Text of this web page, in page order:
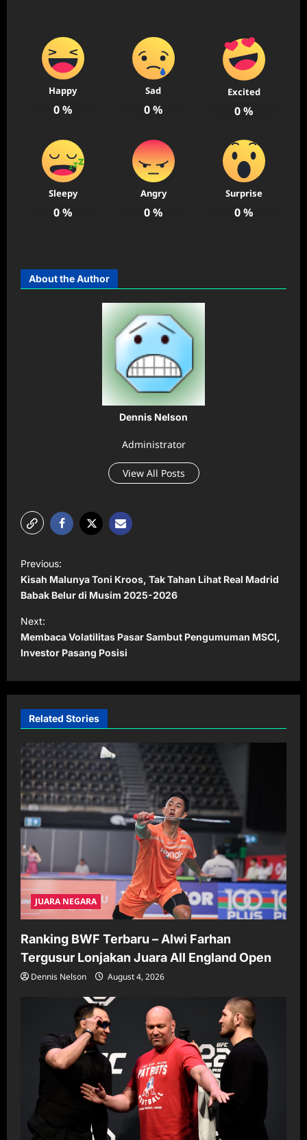
Happy
0%
Sad
0%
Excited
0%
Sleepy
0%
Angry
0%
Surprise
0%
About the Author
Dennis Nelson
Administrator
View All Posts
P
o
s
t
n
a
v
g
a
t
i
o
n
Previous:
Kisah Malunya Toni Kroos, Tak Tahan Lihat Real Madrid
Babak Belur di Musim 2025-2026
Next:
Membaca Volatilitas Pasar Sambut Pengumuman MSCI,
Investor Pasang Posisi
Related Stories
JUARA NEGARA
Ranking BWF Terbaru – Alwi Farhan
Tergusur Lonjakan Juara All England Open
Dennis Nelson August 4, 2026